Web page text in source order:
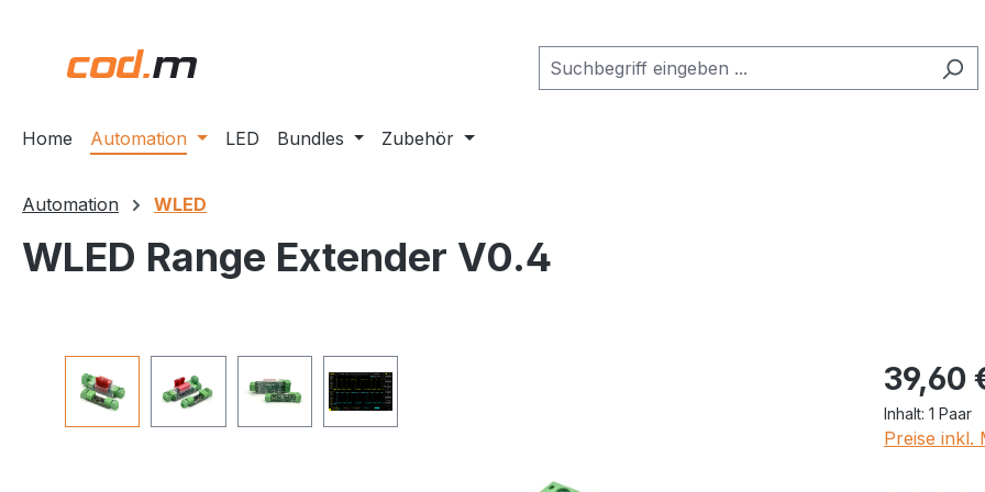
Home Automation LED Bundles Zubehör
Automation WLED
WLED Range Extender V0.4
Bildergalerie überspringen Regulärer
39,60
Inhalt: 1 Paar
Preise inkl.